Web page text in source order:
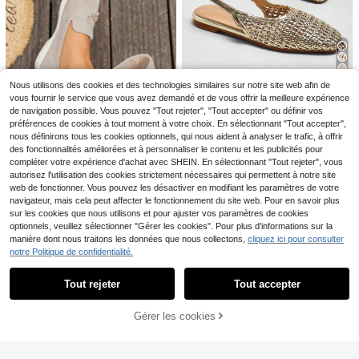
Entrepôt UE
Solecia Nouvelles chau
ssures plates pour femmes, demi-p
aire de pantoufles, matériau , convi
ent pour sortir, faire les courses, alle
r au travail et le port décontracté
#4 BEST-SELLERS de Notions de base Appartements pour femmes
17,80€
es pour femmes pour l'automne/hiv
de Dentelle Appartements pour femmes
alente, Convient pour le Shopping, l
es Rendez-vous, les Fêtes, les Ban
quets, la Saint-Valentin
16
emmes, à tige basse, nouveau style
printemps/été 2026, mocassins de
conduite, semelle souple décontrac
tée, style britannique, chaussures d
Désolés, ce produit est épuisé.
Afficher les articles similaires en stock
EN RUPTURE DE STOCK
8
Entrepôt UE Mocassins à enfiler pou
r femmes, couleur unie, bout rond, s
tyle décontracté pour l'extérieur, av
ec décoration de boucle à franges,
semelle souple, ballerines conforta
bles, luxe discret
#4 BEST-SELLERS de Très racheté Appartements pour femmes
16,81€ -1% 16,98€
#Tenue de fête élégante
SHUZIA Sandales plates à bride arr
ière en crochet pour femmes, pour
l'été
#1 BEST-SELLERS de Bohème Appartements pour femmes
17,69€
Nous utilisons des cookies et des technologies similaires sur notre site web afin de
vous fournir le service que vous avez demandé et de vous offrir la meilleure expérience
de navigation possible. Vous pouvez "Tout rejeter", "Tout accepter" ou définir vos
préférences de cookies à tout moment à votre choix. En sélectionnant "Tout accepter",
nous définirons tous les cookies optionnels, qui nous aident à analyser le trafic, à offrir
des fonctionnalités améliorées et à personnaliser le contenu et les publicités pour
compléter votre expérience d'achat avec SHEIN. En sélectionnant "Tout rejeter", vous
autorisez l'utilisation des cookies strictement nécessaires qui permettent à notre site
web de fonctionner. Vous pouvez les désactiver en modifiant les paramètres de votre
navigateur, mais cela peut affecter le fonctionnement du site web. Pour en savoir plus
sur les cookies que nous utilisons et pour ajuster vos paramètres de cookies
optionnels, veuillez sélectionner "Gérer les cookies". Pour plus d'informations sur la
manière dont nous traitons les données que nous collectons, cliquez ici pour consulter
notre Politique de confidentialité.
Tout rejeter Tout accepter
Gérer les cookies